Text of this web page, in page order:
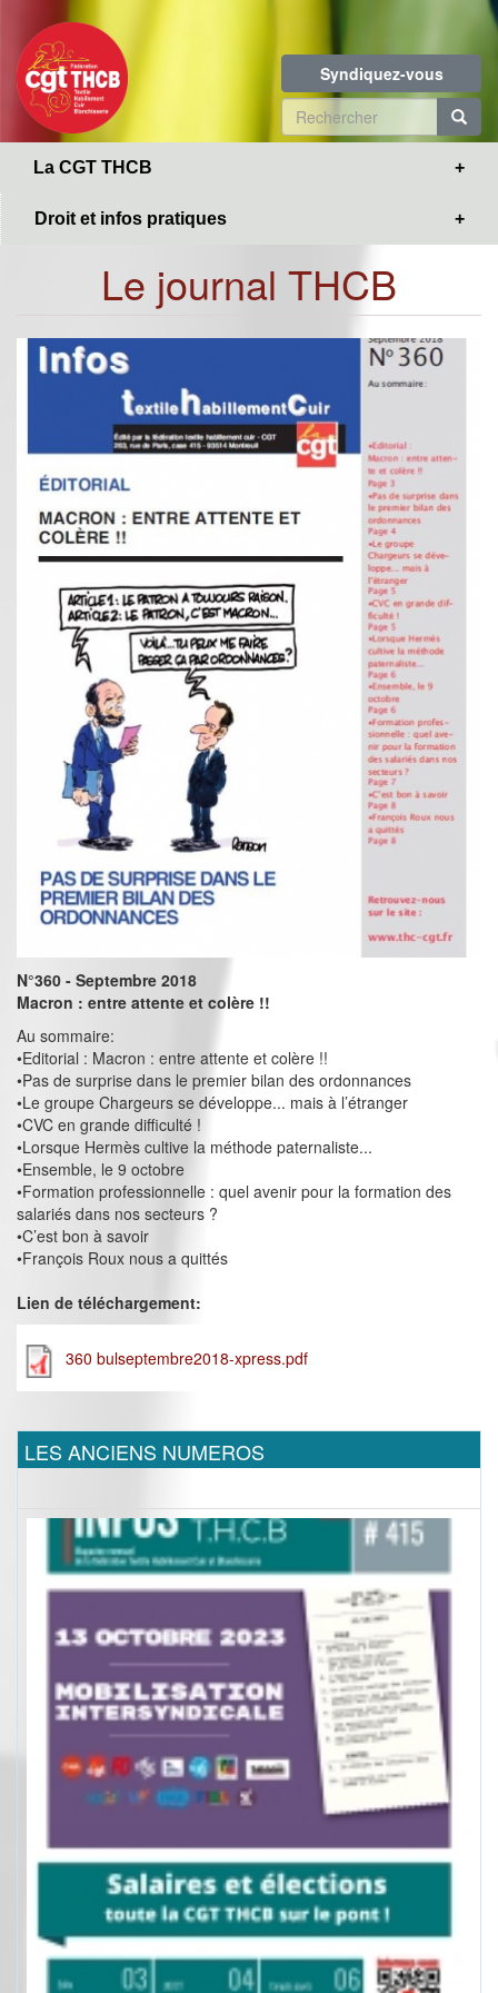
contenu
principal
Syndiquez-vous
Formulaire
de
La CGT THCB
Droit et infos pratiques
Le journal THCB
N°360 - Septembre 2018
Macron : entre attente et colère !!
Au sommaire:
•Editorial : Macron : entre attente et colère !!
•Pas de surprise dans le premier bilan des ordonnances
•Le groupe Chargeurs se développe... mais à l’étranger
•CVC en grande difficulté !
•Lorsque Hermès cultive la méthode paternaliste...
•Ensemble, le 9 octobre
•Formation professionnelle : quel avenir pour la formation des
salariés dans nos secteurs ?
•C’est bon à savoir
•François Roux nous a quittés
Lien de téléchargement:
360 bulseptembre2018-xpress.pdf
LES ANCIENS NUMEROS